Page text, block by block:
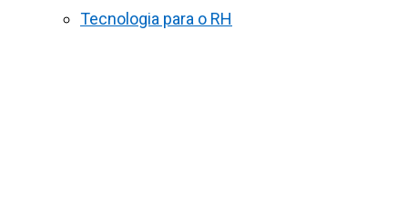
Tecnologia para o RH